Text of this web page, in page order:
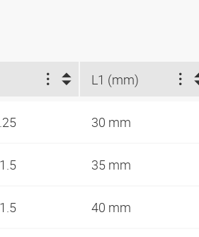
L1 (mm)
30 mm
35 mm
40 mm